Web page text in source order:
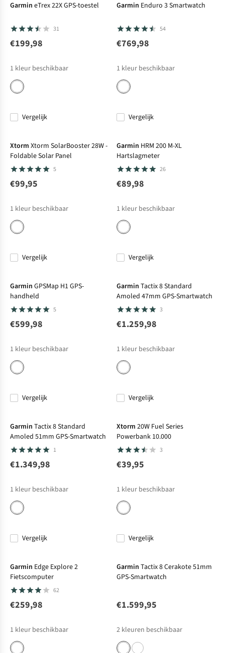
Garmin eTrex 22X GPS-toestel
31
€199,98
1 kleur beschikbaar
Vergelijk
Garmin Enduro 3 Smartwatch
54
€769,98
1 kleur beschikbaar
Vergelijk
Xtorm Xtorm SolarBooster 28W -
Foldable Solar Panel
5
€99,95
1 kleur beschikbaar
Vergelijk
Garmin HRM 200 M-XL
Hartslagmeter
26
€89,98
1 kleur beschikbaar
Vergelijk
Garmin GPSMap H1 GPS-
handheld
5
€599,98
1 kleur beschikbaar
Vergelijk
Garmin Tactix 8 Standard
Amoled 47mm GPS-Smartwatch
3
€1.259,98
1 kleur beschikbaar
Vergelijk
Garmin Tactix 8 Standard
Amoled 51mm GPS-Smartwatch
1
€1.349,98
1 kleur beschikbaar
Vergelijk
Xtorm 20W Fuel Series
Powerbank 10.000
3
€39,95
1 kleur beschikbaar
Vergelijk
Garmin Edge Explore 2
Fietscomputer
62
€259,98
1 kleur beschikbaar
Garmin Tactix 8 Cerakote 51mm
GPS-Smartwatch
€1.599,95
2 kleuren beschikbaar